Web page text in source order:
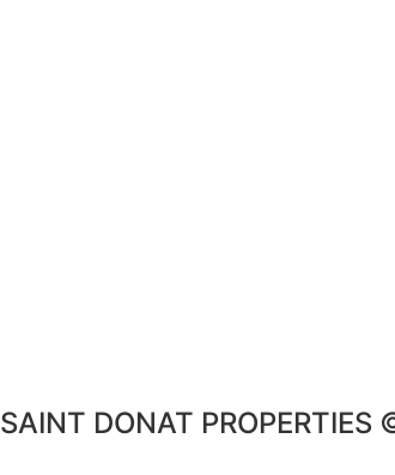
SAINT DONAT